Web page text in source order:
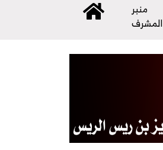
منبر
المشرف